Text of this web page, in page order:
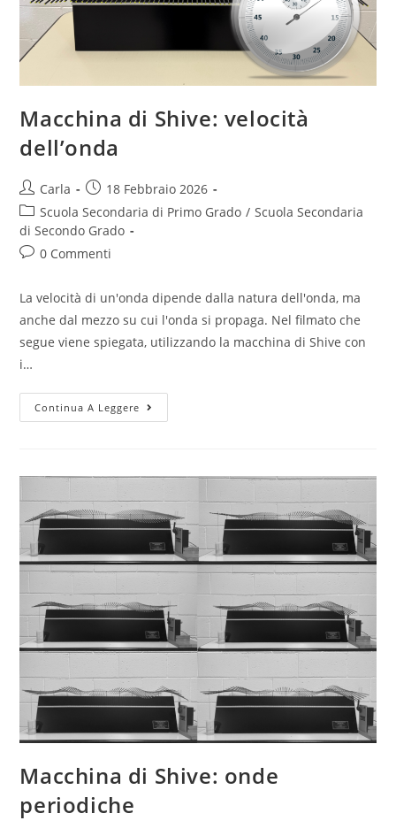
Macchina di Shive: velocità
dell’onda
Post
author:
Carla
Post
published:
18 Febbraio 2026
Post
category:
Scuola Secondaria di Primo Grado / Scuola Secondaria
di Secondo Grado
Post0 Commenti
La velocità di un'onda dipende dalla natura dell'onda, ma
anche dal mezzo su cui l'onda si propaga. Nel filmato che
segue viene spiegata, utilizzando la macchina di Shive con
i…
Continua A Leggere
di
Macchina di Shive: onde
periodiche